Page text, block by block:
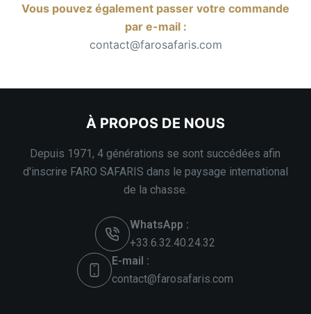
Vous pouvez également passer votre commande
par e-mail :
contact@farosafaris.com
À PROPOS DE NOUS
Depuis 1971, 4 générations se sont succédées afin
d'inscrire FARO SAFARIS dans le paysage international
de la chasse.
WhatsApp :
+33.6.32.40.24.32
E-mail :
contact@farosafaris.com